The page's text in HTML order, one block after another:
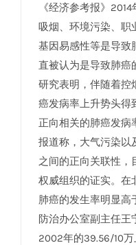
《经济参考报》
吸烟、环境污染、职
基因易感性等是导致
直被认为是导致肺癌
研究表明，伴随着控
癌发病率上升势头得
正向相关的肺癌发病
报道称，大气污染以
之间的正向关联性，
权威组织的证实。在
肺癌的发生率明显高
防治办公室副主任王
2002年的39.56/10万